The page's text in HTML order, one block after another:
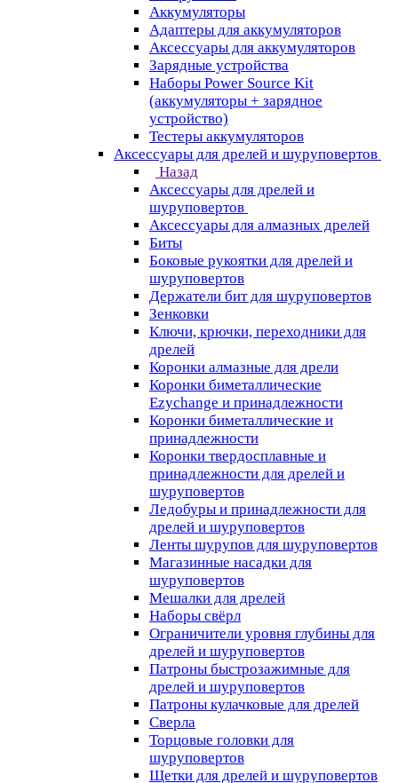
Aккумуляторы
Адаптеры для аккумуляторов
Аксессуары для аккумуляторов
Зарядные устройства
Наборы Power Source Kit
(аккумуляторы + зарядное
устройство)
Тестеры аккумуляторов
Аксессуары для дрелей и шуруповертов
Назад
Аксессуары для дрелей и
шуруповертов
Аксессуары для алмазных дрелей
Биты
Боковые рукоятки для дрелей и
шуруповертов
Держатели бит для шуруповертов
Зенковки
Ключи, крючки, переходники для
дрелей
Коронки алмазные для дрели
Коронки биметаллические
Ezychange и принадлежности
Коронки биметаллические и
принадлежности
Коронки твердосплавные и
принадлежности для дрелей и
шуруповертов
Ледобуры и принадлежности для
дрелей и шуруповертов
Ленты шурупов для шуруповертов
Магазинные насадки для
шуруповертов
Мешалки для дрелей
Наборы свёрл
Ограничители уровня глубины для
дрелей и шуруповертов
Патроны быстрозажимные для
дрелей и шуруповертов
Патроны кулачковые для дрелей
Сверла
Торцовые головки для
шуруповертов
Щетки для дрелей и шуруповертов